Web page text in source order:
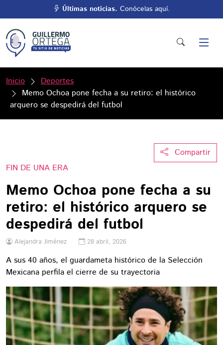
Últimas noticias. Conócelas aquí.
Inicio
Deportes
Memo Ochoa pone fecha a su retiro: el histórico
arquero se despedirá del futbol
Compartir
FIN DE UNA ERA
Memo Ochoa pone fecha a su
retiro: el histórico arquero se
despedirá del futbol
Alejandra Jiménez 28 abril, 2026
A sus 40 años, el guardameta histórico de la Selección
Mexicana perfila el cierre de su trayectoria